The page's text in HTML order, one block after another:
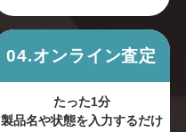
04.オンライン査定
たった1分
製品名や状態を入力するだけ